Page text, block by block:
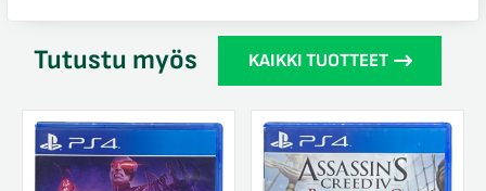
Tutustu myös KAIKKI TUOTTEET